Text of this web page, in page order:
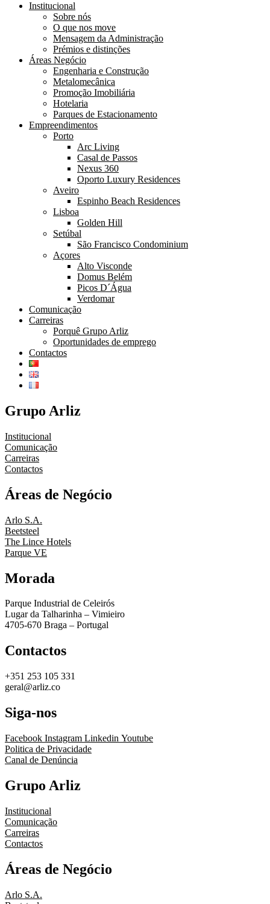
Institucional
Sobre nós
O que nos move
Mensagem da Administração
Prémios e distinções
Áreas Negócio
Engenharia e Construção
Metalomecânica
Promoção Imobiliária
Hotelaria
Parques de Estacionamento
Empreendimentos
Porto
Arc Living
Casal de Passos
Nexus 360
Oporto Luxury Residences
Aveiro
Espinho Beach Residences
Lisboa
Golden Hill
Setúbal
São Francisco Condominium
Açores
Alto Visconde
Domus Belém
Picos D´Água
Verdomar
Comunicação
Carreiras
Porquê Grupo Arliz
Oportunidades de emprego
Contactos
Grupo Arliz
Institucional
Comunicação
Carreiras
Contactos
Áreas de Negócio
Arlo S.A.
Beetsteel
The Lince Hotels
Parque VE
Morada
Parque Industrial de Celeirós
Lugar da Talharinha – Vimieiro
4705-670 Braga – Portugal
Contactos
+351 253 105 331
geral@arliz.co
Siga-nos
Facebook Instagram Linkedin Youtube
Politica de Privacidade
Canal de Denúncia
Grupo Arliz
Institucional
Comunicação
Carreiras
Contactos
Áreas de Negócio
Arlo S.A.